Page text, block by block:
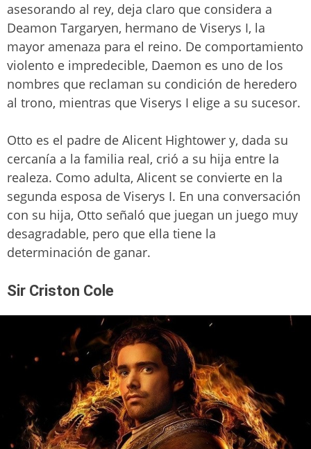
asesorando al rey, deja claro que considera a
Deamon Targaryen, hermano de Viserys I, la
mayor amenaza para el reino. De comportamiento
violento e impredecible, Daemon es uno de los
nombres que reclaman su condición de heredero
al trono, mientras que Viserys I elige a su sucesor.
Otto es el padre de Alicent Hightower y, dada su
cercanía a la familia real, crió a su hija entre la
realeza. Como adulta, Alicent se convierte en la
segunda esposa de Viserys I. En una conversación
con su hija, Otto señaló que juegan un juego muy
desagradable, pero que ella tiene la
determinación de ganar.
Sir Criston Cole